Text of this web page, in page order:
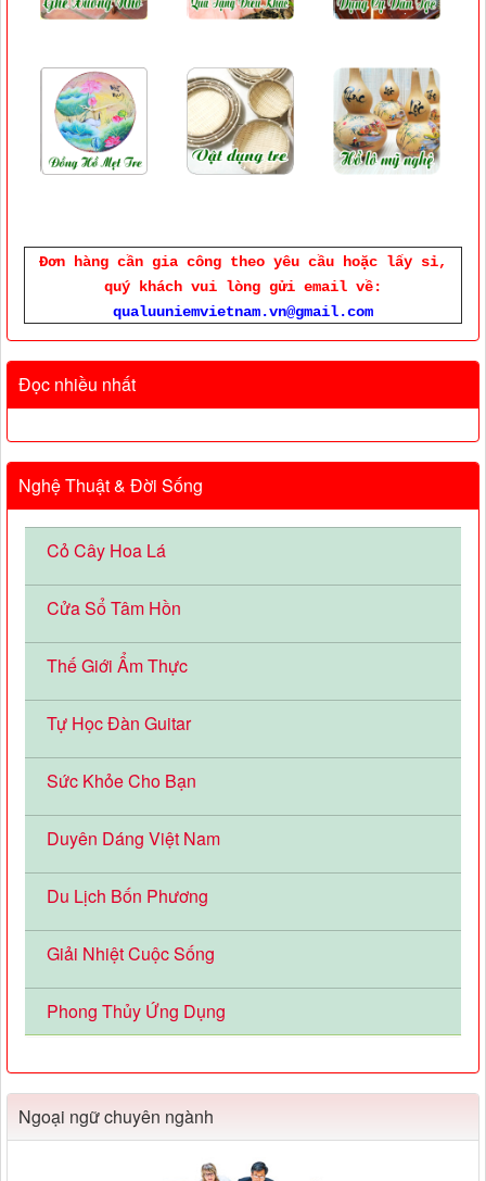
Đơn hàng cần gia công theo yêu cầu hoặc lấy sỉ,
quý khách vui lòng gửi email về:
qualuuniemvietnam.vn@gmail.com
Đọc nhiều nhất
Nghệ Thuật & Đời Sống
Cỏ Cây Hoa Lá
Cửa Sổ Tâm Hồn
Thế Giới Ẩm Thực
Tự Học Đàn Guitar
Sức Khỏe Cho Bạn
Duyên Dáng Việt Nam
Du Lịch Bốn Phương
Giải Nhiệt Cuộc Sống
Phong Thủy Ứng Dụng
Ngoại ngữ chuyên ngành